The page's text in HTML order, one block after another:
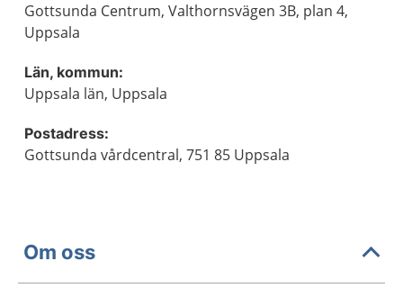
Gottsunda Centrum, Valthornsvägen 3B, plan 4,
Uppsala
Län, kommun:
Uppsala län, Uppsala
Postadress:
Gottsunda vårdcentral, 751 85 Uppsala
Om oss